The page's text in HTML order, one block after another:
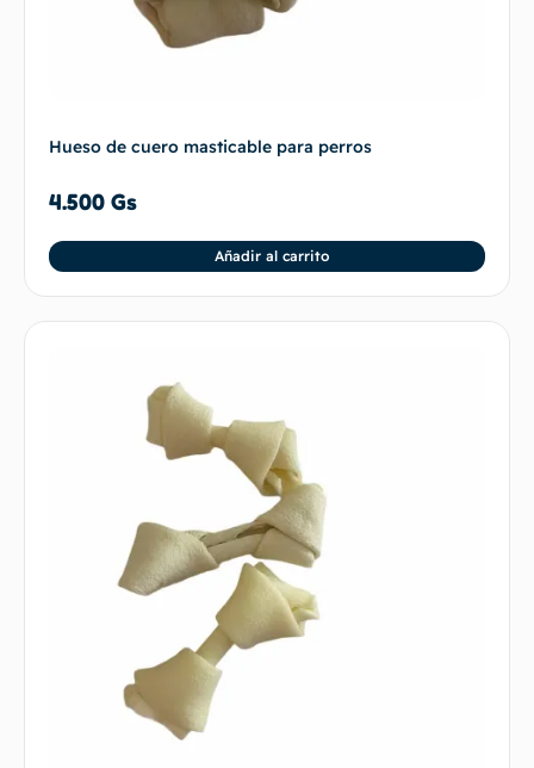
Hueso de cuero masticable para perros
4.500 Gs
Añadir al carrito